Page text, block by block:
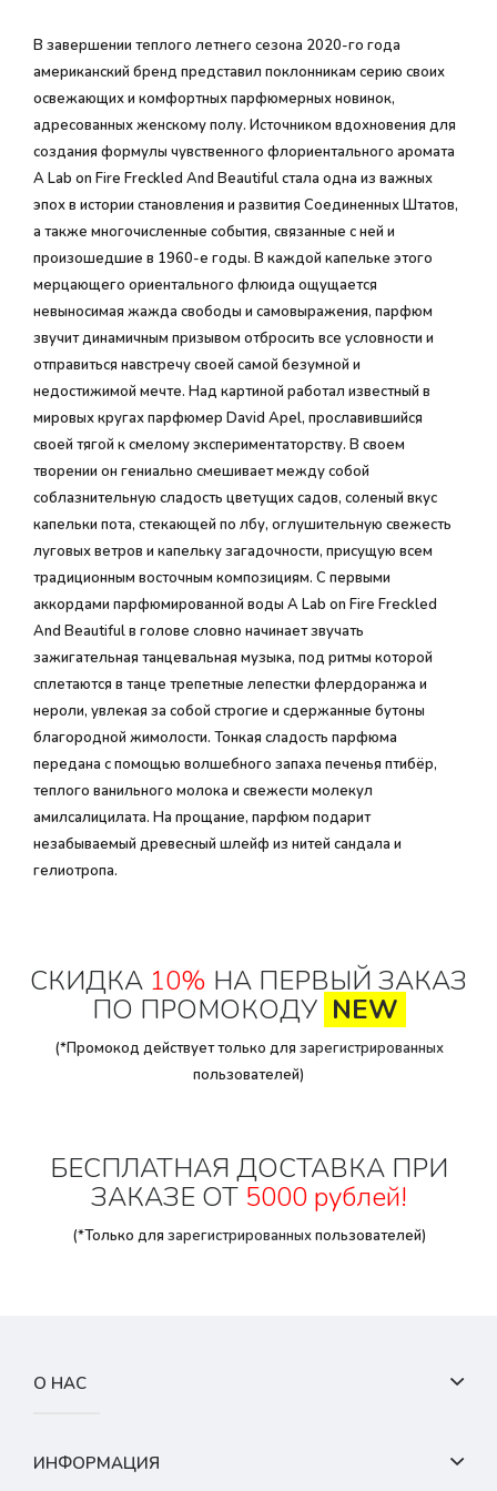
В завершении теплого летнего сезона 2020-го года
американский бренд представил поклонникам серию своих
освежающих и комфортных парфюмерных новинок,
адресованных женскому полу. Источником вдохновения для
создания формулы чувственного флориентального аромата
A Lab on Fire Freckled And Beautiful стала одна из важных
эпох в истории становления и развития Соединенных Штатов,
а также многочисленные события, связанные с ней и
произошедшие в 1960-е годы. В каждой капельке этого
мерцающего ориентального флюида ощущается
невыносимая жажда свободы и самовыражения, парфюм
звучит динамичным призывом отбросить все условности и
отправиться навстречу своей самой безумной и
недостижимой мечте. Над картиной работал известный в
мировых кругах парфюмер David Apel, прославившийся
своей тягой к смелому экспериментаторству. В своем
творении он гениально смешивает между собой
соблазнительную сладость цветущих садов, соленый вкус
капельки пота, стекающей по лбу, оглушительную свежесть
луговых ветров и капельку загадочности, присущую всем
традиционным восточным композициям. С первыми
аккордами парфюмированной воды A Lab on Fire Freckled
And Beautiful в голове словно начинает звучать
зажигательная танцевальная музыка, под ритмы которой
сплетаются в танце трепетные лепестки флердоранжа и
нероли, увлекая за собой строгие и сдержанные бутоны
благородной жимолости. Тонкая сладость парфюма
передана с помощью волшебного запаха печенья птибёр,
теплого ванильного молока и свежести молекул
амилсалицилата. На прощание, парфюм подарит
незабываемый древесный шлейф из нитей сандала и
гелиотропа.
СКИДКА 10% НА ПЕРВЫЙ ЗАКАЗ
ПО ПРОМОКОДУ NEW
(*Промокод действует только для зарегистрированных
пользователей)
БЕСПЛАТНАЯ ДОСТАВКА ПРИ
ЗАКАЗЕ ОТ 5000 рублей!
(*Только для зарегистрированныхпользователей)
О НАС
ИНФОРМАЦИЯ